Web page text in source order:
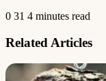
0 31 4 minutes read
Related Articles